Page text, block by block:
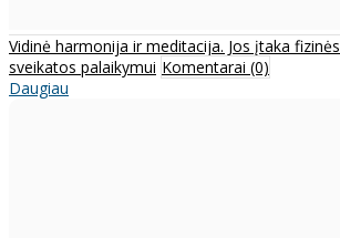
Vidinė harmonija ir meditacija. Jos įtaka
sveikatos palaikymui Komentarai (0)
Daugiau